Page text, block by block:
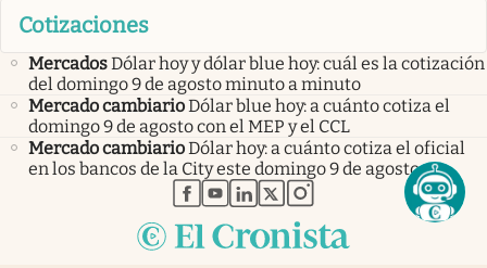
Cotizaciones
MercadosDólar hoy y dólar blue hoy: cuál es la cotización
del domingo 9 de agosto minuto a minuto
Mercado cambiarioDólar blue hoy: a cuánto cotiza el
domingo 9 de agosto con el MEP y el CCL
Mercado cambiarioDólar hoy: a cuánto cotiza el oficial
en los bancos de la City este domingo 9 de agosto
abre en nueva pestaña
abre en nueva pestaña
abre en nueva pestaña
abre en nueva pestaña
abre en nueva pestaña